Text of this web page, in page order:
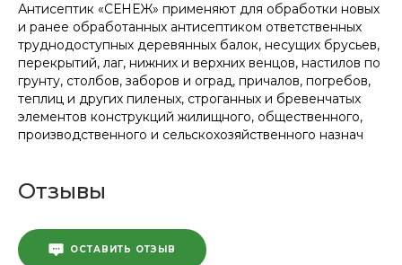
Антисептик «СЕНЕЖ» применяют для обработки новых
и ранее обработанных антисептиком ответственных
труднодоступных деревянных балок, несущих брусьев,
перекрытий, лаг, нижних и верхних венцов, настилов по
грунту, столбов, заборов и оград, причалов, погребов,
теплиц и других пиленых, строганных и бревенчатых
элементов конструкций жилищного, общественного,
производственного и сельскохозяйственного назнач
Отзывы
ОСТАВИТЬ ОТЗЫВ